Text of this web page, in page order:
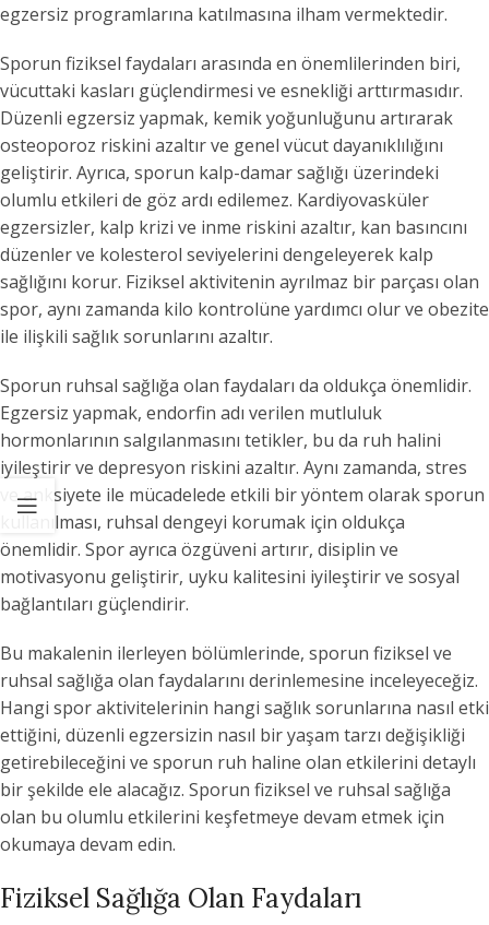
egzersiz programlarına katılmasına ilham vermektedir.
Sporun fiziksel faydaları arasında en önemlilerinden biri,
vücuttaki kasları güçlendirmesi ve esnekliği arttırmasıdır.
Düzenli egzersiz yapmak, kemik yoğunluğunu artırarak
osteoporoz riskini azaltır ve genel vücut dayanıklılığını
geliştirir. Ayrıca, sporun kalp-damar sağlığı üzerindeki
olumlu etkileri de göz ardı edilemez. Kardiyovasküler
egzersizler, kalp krizi ve inme riskini azaltır, kan basıncını
düzenler ve kolesterol seviyelerini dengeleyerek kalp
sağlığını korur. Fiziksel aktivitenin ayrılmaz bir parçası olan
spor, aynı zamanda kilo kontrolüne yardımcı olur ve obezite
ile ilişkili sağlık sorunlarını azaltır.
Sporun ruhsal sağlığa olan faydaları da oldukça önemlidir.
Egzersiz yapmak, endorfin adı verilen mutluluk
hormonlarının salgılanmasını tetikler, bu da ruh halini
iyileştirir ve depresyon riskini azaltır. Aynı zamanda, stres
ve anksiyete ile mücadelede etkili bir yöntem olarak sporun
kullanılması, ruhsal dengeyi korumak için oldukça
önemlidir. Spor ayrıca özgüveni artırır, disiplin ve
motivasyonu geliştirir, uyku kalitesini iyileştirir ve sosyal
bağlantıları güçlendirir.
Bu makalenin ilerleyen bölümlerinde, sporun fiziksel ve
ruhsal sağlığa olan faydalarını derinlemesine inceleyeceğiz.
Hangi spor aktivitelerinin hangi sağlık sorunlarına nasıl etki
ettiğini, düzenli egzersizin nasıl bir yaşam tarzı değişikliği
getirebileceğini ve sporun ruh haline olan etkilerini detaylı
bir şekilde ele alacağız. Sporun fiziksel ve ruhsal sağlığa
olan bu olumlu etkilerini keşfetmeye devam etmek için
okumaya devam edin.
Fiziksel Sağlığa Olan Faydaları